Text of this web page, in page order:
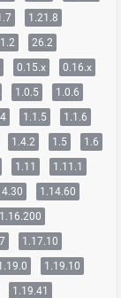
1.21.8
26.2
0.15.x
0.16.x
1.0.5
1.0.6
1.1.5
1.1.6
1.4.2 1.5
1.6
1.11
1.11.1
1.14.60
1.16.200
1.17.10
1.19.10
1.19.41